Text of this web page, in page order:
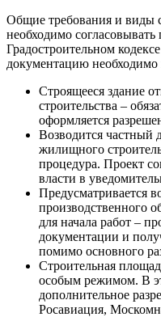
Общие требования и виды
необходимо
Градостроительном
документацию
Строящееся здание
строительства –
оформляется
Возводится частный
жилищного
процедура. Проект
власти в
Предусматривается
производственного
для начала работ –
документации и
помимо основного
Строительная
особым режимом. В
дополнительное
Росавиация,